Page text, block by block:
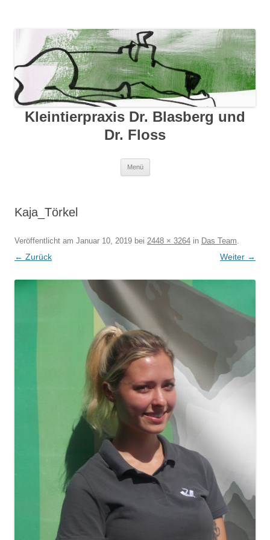
Kleintierpraxis Dr. Blasberg und
Dr. Floss
Menü
Kaja_Törkel
Veröffentlicht am Januar 10, 2019 bei 2448 × 3264 in Das Team.
← Zurück Weiter →